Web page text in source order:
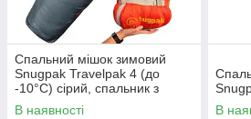
Спальний мішок зимовий
Snugpak Travelpak 4 (до
-10°С) сірий, спальник з
москітною сіткою
В наявності
В